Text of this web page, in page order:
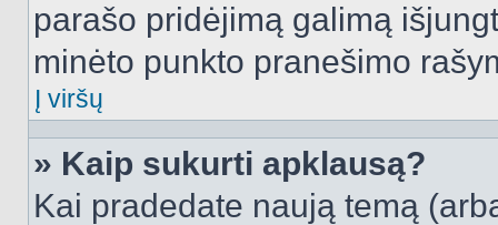
parašo pridėjimą galimą
minėto punkto pranešimo
Į viršų
» Kaip sukurti apklausą?
Kai pradedate naują temą